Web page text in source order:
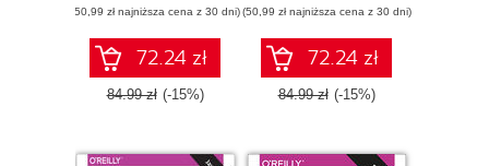
(50,99 zł najniższa cena z 30 dni)
72.24 zł
84.99 zł (-15%)
Future-Proof Code
(50,99 zł najniższa cena z 30 dni)
72.24 zł
84.99 zł (-15%)